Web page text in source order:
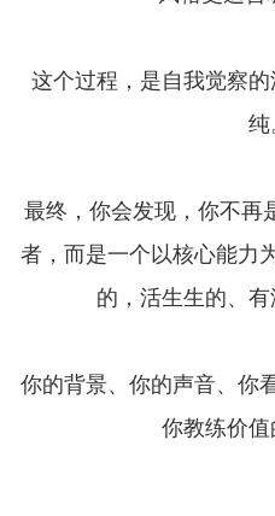
这个过程，是自我觉察
纯
最终，你会发现，你不再
者，而是一个以核心能力
的，活生生的、有
你的背景、你的声音、你
你教练价值